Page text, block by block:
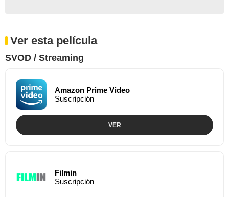
Ver esta película
SVOD / Streaming
Amazon Prime Video
Suscripción
VER
Filmin
Suscripción